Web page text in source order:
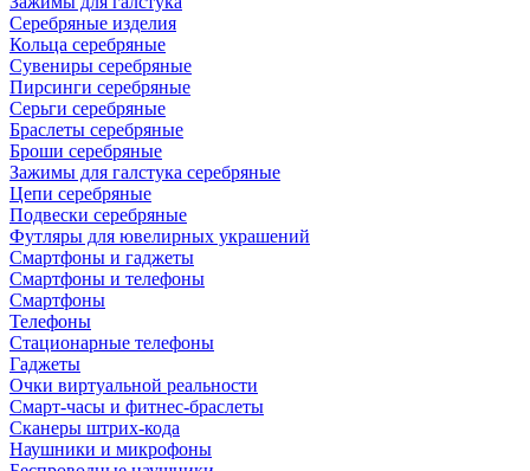
Серебряные изделия
Кольца серебряные
Сувениры серебряные
Пирсинги серебряные
Серьги серебряные
Браслеты серебряные
Броши серебряные
Зажимы для галстука серебряные
Цепи серебряные
Подвески серебряные
Футляры для ювелирных украшений
Смартфоны и гаджеты
Смартфоны и телефоны
Смартфоны
Телефоны
Стационарные телефоны
Гаджеты
Очки виртуальной реальности
Смарт-часы и фитнес-браслеты
Сканеры штрих-кода
Наушники и микрофоны